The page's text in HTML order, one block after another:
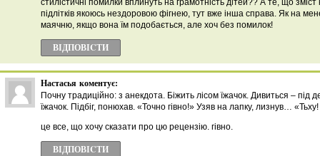
стилістичні помилки вплинуть на грамотність дітей?? А те, що
підлітків якоюсь нездоровою фігнею, тут вже інша справа. Як на
маячню, якщо вона їм подобається, але хоч без помилок!
ВІДПОВІCТИ
Настасья коментує:
Почну традиційно: з анекдота. Біжить лісом їжачок. Дивиться – під
їжачок. Підбіг, понюхав. «Точно гівно!» Узяв на лапку, лизнув…
це все, що хочу сказати про цю рецензію. гівно.
ВІДПОВІCТИ